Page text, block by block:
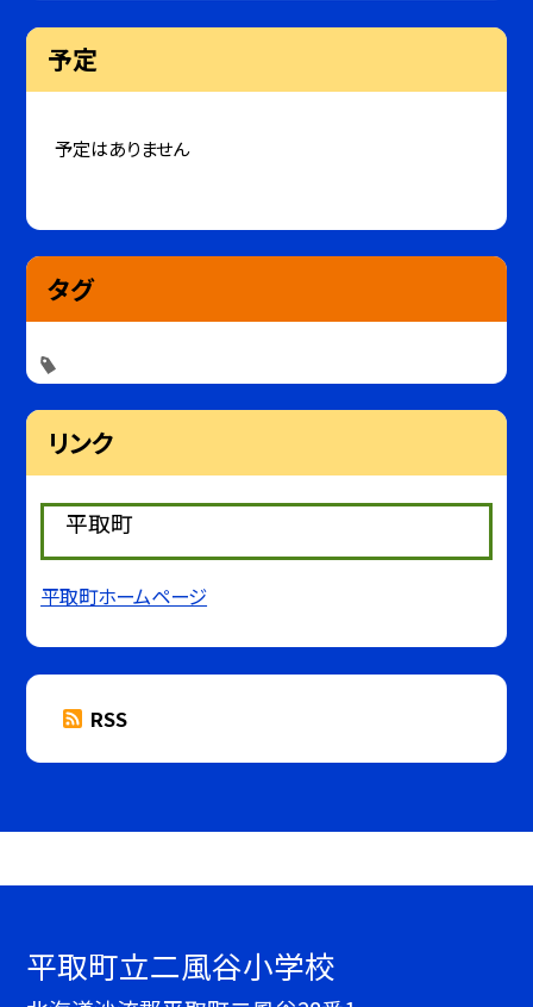
予定
予定はありません
タグ
リンク
平取町
平取町ホームページ
RSS
平取町立二風谷小学校